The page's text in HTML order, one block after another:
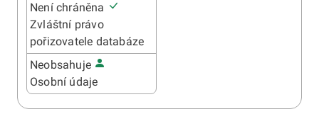
Není chráněna
Zvláštní právo
pořizovatele databáze
Neobsahuje
Osobní údaje